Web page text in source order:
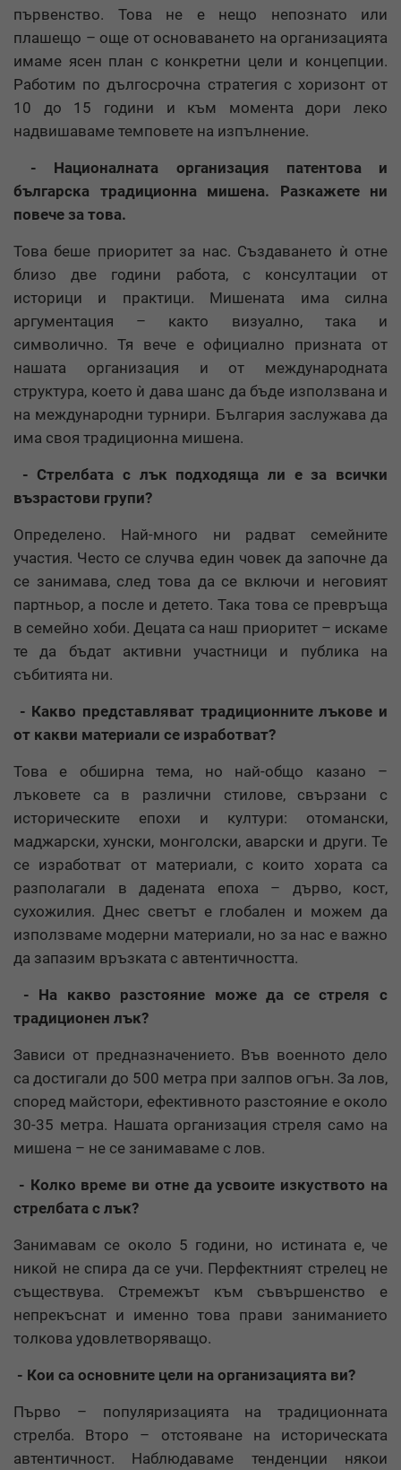
първенство. Това не е нещо непознато или
плашещо – още от основаването на организацията
имаме ясен план с конкретни цели и концепции.
Работим по дългосрочна стратегия с хоризонт от
10 до 15 години и към момента дори леко
надвишаваме темповете на изпълнение.
- Националната организация патентова и
българска традиционна мишена. Разкажете ни
повече за това.
Това беше приоритет за нас. Създаването ѝ отне
близо две години работа, с консултации от
историци и практици. Мишената има силна
аргументация – както визуално, така и
символично. Тя вече е официално призната от
нашата организация и от международната
структура, което ѝ дава шанс да бъде използвана и
на международни турнири. България заслужава да
има своя традиционна мишена.
- Стрелбата с лък подходяща ли е за всички
възрастови групи?
Определено. Най-много ни радват семейните
участия. Често се случва един човек да започне да
се занимава, след това да се включи и неговият
партньор, а после и детето. Така това се превръща
в семейно хоби. Децата са наш приоритет – искаме
те да бъдат активни участници и публика на
събитията ни.
- Какво представляват традиционните лъкове и
от какви материали се изработват?
Това е обширна тема, но най-общо казано –
лъковете са в различни стилове, свързани с
историческите епохи и култури: отомански,
маджарски, хунски, монголски, аварски и други. Те
се изработват от материали, с които хората са
разполагали в дадената епоха – дърво, кост,
сухожилия. Днес светът е глобален и можем да
използваме модерни материали, но за нас е важно
да запазим връзката с автентичността.
- На какво разстояние може да се стреля с
традиционен лък?
Зависи от предназначението. Във военното дело
са достигали до 500 метра при залпов огън. За лов,
според майстори, ефективното разстояние е около
30-35 метра. Нашата организация стреля само на
мишена – не се занимаваме с лов.
- Колко време ви отне да усвоите изкуството на
стрелбата с лък?
Занимавам се около 5 години, но истината е, че
никой не спира да се учи. Перфектният стрелец не
съществува. Стремежът към съвършенство е
непрекъснат и именно това прави заниманието
толкова удовлетворяващо.
- Кои са основните цели на организацията ви?
Първо – популяризацията на традиционната
стрелба. Второ – отстояване на историческата
автентичност. Наблюдаваме тенденции някои